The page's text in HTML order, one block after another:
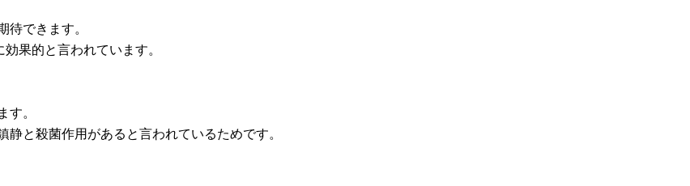
待できます。
果的と言われています。
す。
と殺菌作用があると言われているためです。